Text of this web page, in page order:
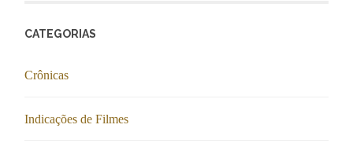
CATEGORIAS
Crônicas
Indicações de Filmes